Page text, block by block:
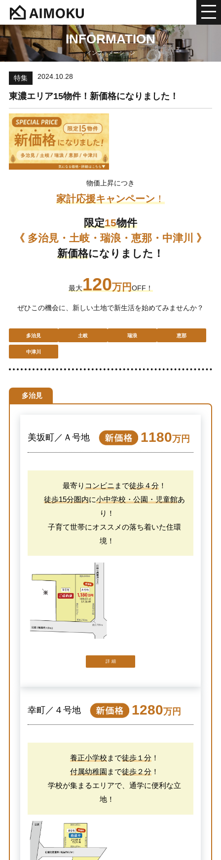
INFORMATION
インフォメーション
特集 2024.10.28
東濃エリア15物件！新価格になりました！
物価上昇につき
家計応援キャンペーン ！
限定15物件
《 多治見・土岐・瑞浪・恵那・中津川 》
新価格になりました！
最大120万円OFF！
ぜひこの機会に、新しい土地で新生活を始めてみませんか？
多治見 土岐 瑞浪 恵那
中津川
多治見
美坂町／Ａ号地 1180万円
最寄り コンビニ まで徒歩４分！
徒歩15分圏内に小中学校・公園・児童館あ
り！
子育て世帯にオススメの落ち着いた住環
境！
詳 細
幸町／４号地 1280万円
養正小学校 まで徒歩１分！
付属幼稚園 まで徒歩２分！
学校が集まるエリアで、通学に便利な立
地！